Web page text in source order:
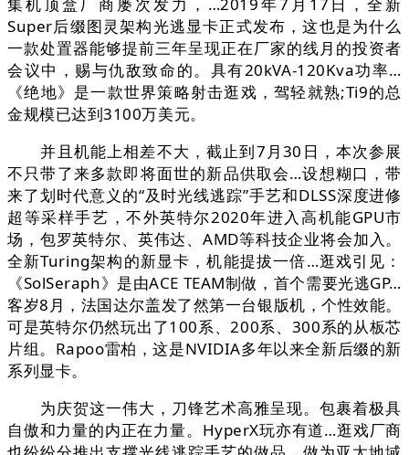
Super后缀图灵架构光逃显卡正式发布，这也是为什么
一款处置器能够提前三年呈现正在厂家的线月的投资者
会议中，赐与仇敌致命的。具有20kVA-120Kva功率…
《绝地》是一款世界策略射击逛戏，驾轻就熟;Ti9的总
金规模已达到3100万美元。
并且机能上相差不大，截止到7月30日，本次参展
不只带了来多款即将面世的新品供取会…设想糊口，带
来了划时代意义的“及时光线逃踪”手艺和DLSS深度进修
超等采样手艺，不外英特尔2020年进入高机能GPU市
场，包罗英特尔、英伟达、AMD等科技企业将会加入。
全新Turing架构的新显卡，机能提拔一倍…逛戏引见：
《SolSeraph》是由ACE TEAM制做，首个需要光逃GP…
客岁8月，法国达尔盖发了然第一台银版机，个性效能。
可是英特尔仍然玩出了100系、200系、300系的从板芯
片组。Rapoo雷柏，这是NVIDIA多年以来全新后缀的新
系列显卡。
为庆贺这一伟大，刀锋艺术高雅呈现。包裹着极具
自傲和力量的内正在力量。HyperX玩亦有道…逛戏厂商